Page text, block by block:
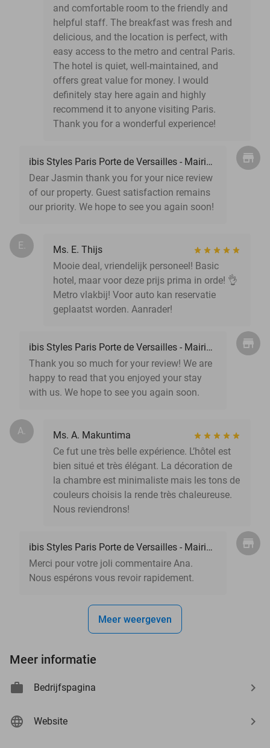
and comfortable room to the friendly and
helpful staff. The breakfast was fresh and
delicious, and the location is perfect, with
easy access to the metro and central Paris.
The hotel is quiet, well-maintained, and
offers great value for money. I would
definitely stay here again and highly
recommend it to anyone visiting Paris.
Thank you for a wonderful experience!
ibis Styles Paris Porte de Versailles - Mairie d'Issy
Dear Jasmin thank you for your nice review
of our property. Guest satisfaction remains
our priority. We hope to see you again soon!
E.
Ms. E. Thijs
Mooie deal, vriendelijk personeel! Basic
hotel, maar voor deze prijs prima in orde! 👌
Metro vlakbij! Voor auto kan reservatie
geplaatst worden. Aanrader!
ibis Styles Paris Porte de Versailles - Mairie d'Issy
Thank you so much for your review! We are
happy to read that you enjoyed your stay
with us. We hope to see you again soon.
A.
Ms. A. Makuntima
Ce fut une très belle expérience. L’hôtel est
bien situé et très élégant. La décoration de
la chambre est minimaliste mais les tons de
couleurs choisis la rende très chaleureuse.
Nous reviendrons!
ibis Styles Paris Porte de Versailles - Mairie d'Issy
Merci pour votre joli commentaire Ana.
Nous espérons vous revoir rapidement.
Meer weergeven
Meer informatie
Bedrijfspagina
Website